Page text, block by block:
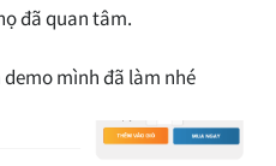
đã quan tâm.
mình đã làm nhé